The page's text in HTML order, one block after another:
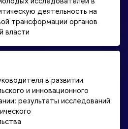
деятельность на
трансформации органов
власти
в развитии
и инновационного
результаты исследований